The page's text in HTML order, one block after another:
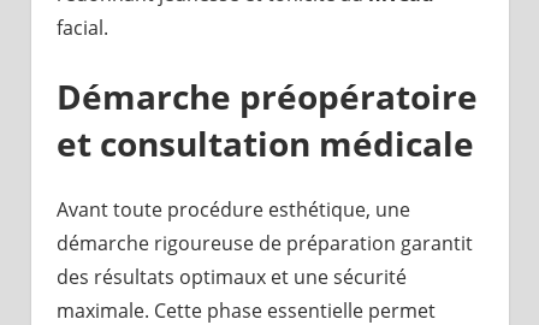
facial.
Démarche préopératoire
et consultation médicale
Avant toute procédure esthétique, une
démarche rigoureuse de préparation garantit
des résultats optimaux et une sécurité
maximale. Cette phase essentielle permet